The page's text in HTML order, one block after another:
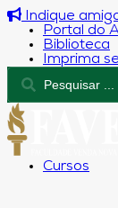
Indique
Portal do
Biblioteca
Imprima
Cursos